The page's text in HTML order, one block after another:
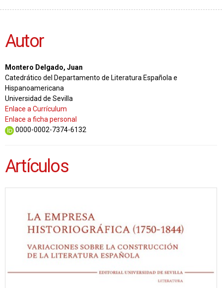
Autor
Montero Delgado, Juan
Catedrático del Departamento de Literatura Española e
Hispanoamericana
Universidad de Sevilla
Enlace a Currículum
Enlace a ficha personal
0000-0002-7374-6132
Artículos